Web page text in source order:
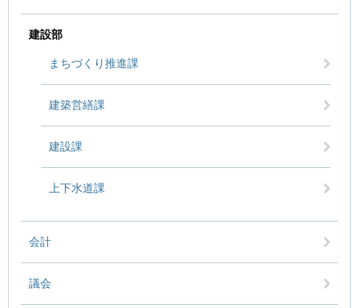
建設部
まちづくり推進課
建築営繕課
建設課
上下水道課
会計
議会